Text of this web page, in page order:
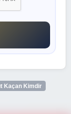
Kaçan Kimdir